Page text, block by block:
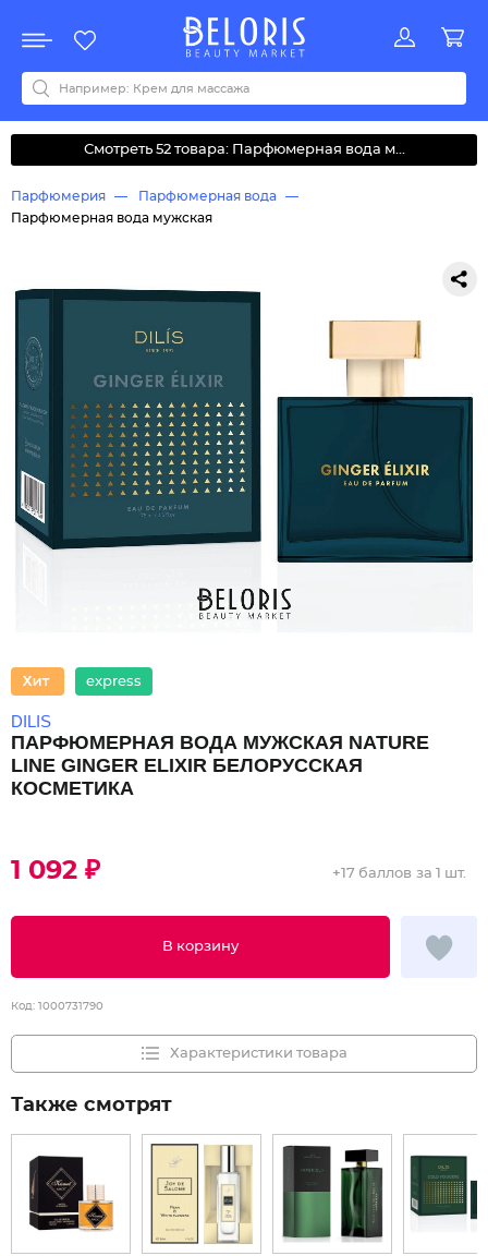
Акции
Все бренды
0-9ABCDEFGHIJKLMNOPQRSTUVWYZАБВДЗИМОКЛНПРСТУФ
Смотреть 52 товара: Парфюмерная вода м...
Парфюмерия
Парфюмерная вода
Парфюмерная вода мужская
express
DILIS
ПАРФЮМЕРНАЯ ВОДА МУЖСКАЯ NATURE
LINE GINGER ELIXIR БЕЛОРУССКАЯ
КОСМЕТИКА
1 092 ₽
В корзину
+17 баллов за 1 шт.
Код: 1000731790
Характеристики товара
Также смотрят